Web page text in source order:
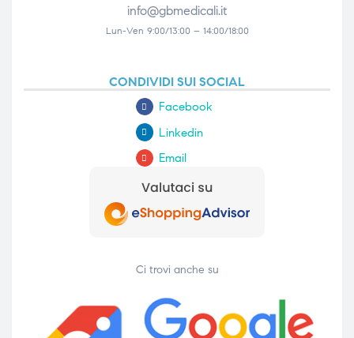
info@gbmedicali.it
Lun-Ven 9:00/13:00 – 14:00/18:00
CONDIVIDI SUI SOCIAL
Facebook
Linkedin
Email
Ci trovi anche su